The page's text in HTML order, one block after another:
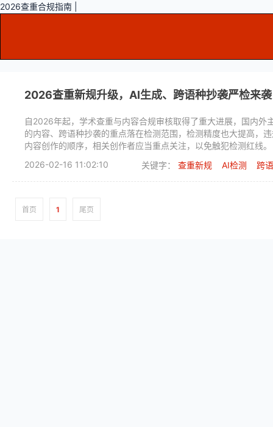
2026查重合规指南 |
2026查重新规升级，AI生成、跨语种抄袭严检来袭
自2026年起，学术查重与内容合规审核取得了重大进展，国内
的内容、跨语种抄袭的重点落在检测范围，检测精度也大提高，
内容创作的顺序，相关创作者应当重点关注，以免触犯检测红线。
2026-02-16 11:02:10
关键字： 查重新规 AI检测 跨
首页 1 尾页